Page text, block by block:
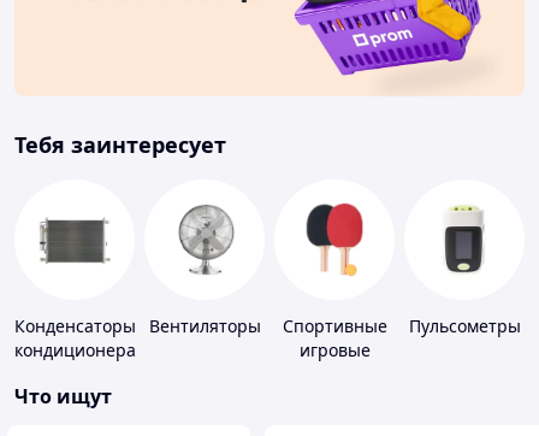
Тебя заинтересует
Конденсаторы
кондиционера
Вентиляторы
Спортивные
игровые
Пульсометры
Что ищут